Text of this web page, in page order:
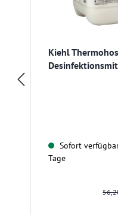
Kiehl
Sofort
Tage